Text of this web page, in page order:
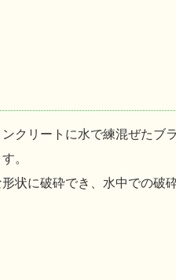
クリートに水で練混ぜたブ
。
状に破砕でき、水中での破